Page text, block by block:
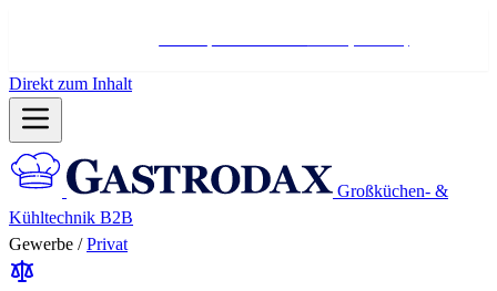
Direkt zum Inhalt
Großküchen- &
Kühltechnik B2B
Gewerbe / Privat